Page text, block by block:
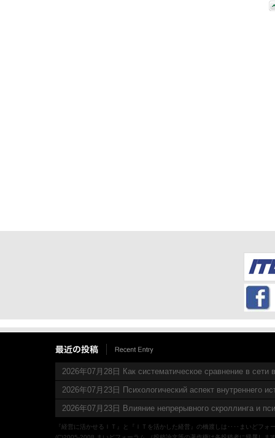
2026年07月28日 Как систематическое сравнение в сети
2026年07月23日 Психологический аспект внутреннего
2026年07月23日 Влияние непрерывного скроллинга и
『経営に活かせるＩＴ』と『ＩＴを活かした経営』の橋渡しは‥‥まいどフォ